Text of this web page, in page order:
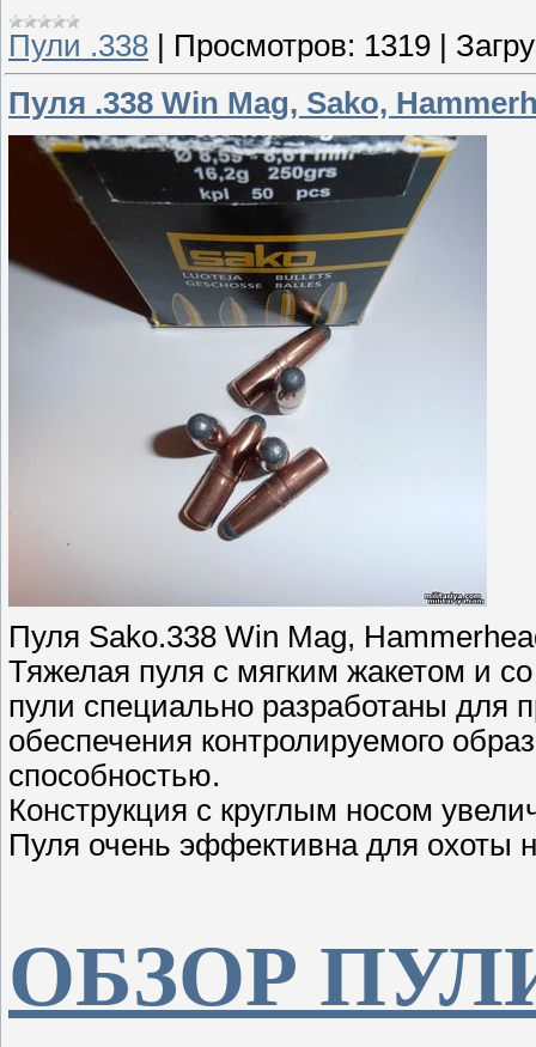
Пули .338 Просмотров: 1319
Пуля .338 Win Mag, Sako,
Пуля Sako.338 Win Mag,
Тяжелая пуля с мягким жакетом и
пули специально разработаны для
обеспечения контролируемого
способностью.
Конструкция с круглым носом
Пуля очень эффективна для охоты
ОБЗОР